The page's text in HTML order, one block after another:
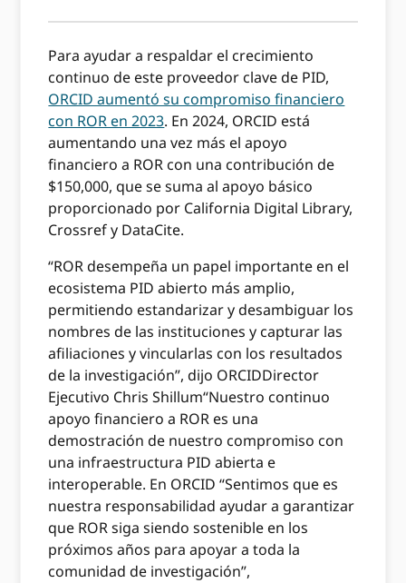
Para ayudar a respaldar el crecimiento
continuo de este proveedor clave de PID,
ORCID aumentó su compromiso financiero
con ROR en 2023. En 2024, ORCID está
aumentando una vez más el apoyo
financiero a ROR con una contribución de
$150,000, que se suma al apoyo básico
proporcionado por California Digital Library,
Crossref y DataCite.
“ROR desempeña un papel importante en el
ecosistema PID abierto más amplio,
permitiendo estandarizar y desambiguar los
nombres de las instituciones y capturar las
afiliaciones y vincularlas con los resultados
de la investigación”, dijo ORCIDDirector
Ejecutivo Chris Shillum“Nuestro continuo
apoyo financiero a ROR es una
demostración de nuestro compromiso con
una infraestructura PID abierta e
interoperable. En ORCID “Sentimos que es
nuestra responsabilidad ayudar a garantizar
que ROR siga siendo sostenible en los
próximos años para apoyar a toda la
comunidad de investigación”,